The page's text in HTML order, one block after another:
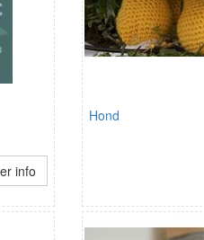
info
Hond